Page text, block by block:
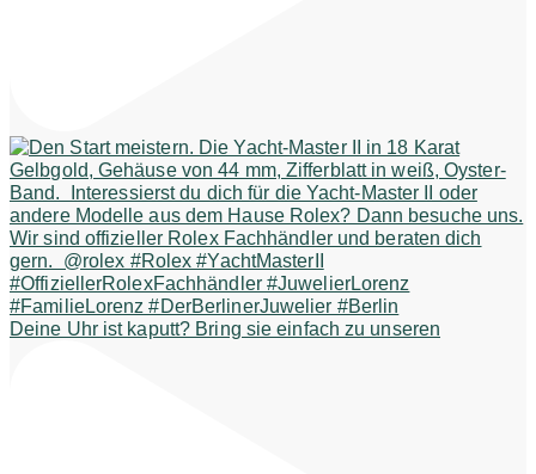
Deine Uhr ist kaputt? Bring sie einfach zu unseren